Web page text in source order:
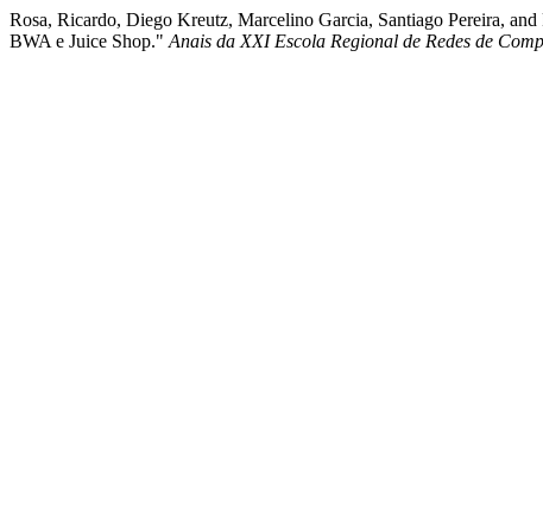
Rosa, Ricardo, Diego Kreutz, Marcelino Garcia, Santiago Pereira,
BWA e Juice Shop." Anais da XXI Escola Regional de Redes de